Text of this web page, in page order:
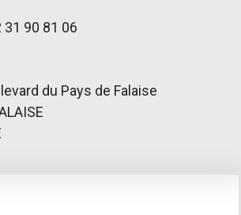
31 90 81 06
du Pays de Falaise